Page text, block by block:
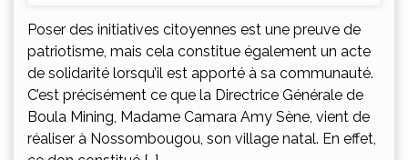
Poser des initiatives citoyennes est une preuve de
patriotisme, mais cela constitue également un acte
de solidarité lorsqu’il est apporté à sa communauté.
C’est précisément ce que la Directrice Générale de
Boula Mining, Madame Camara Amy Sène, vient de
réaliser à Nossombougou, son village natal. En effet,